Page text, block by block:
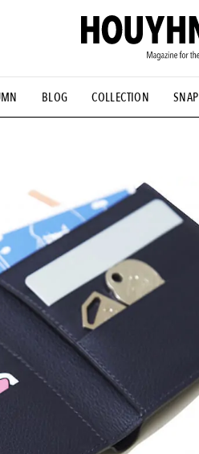
BLOG COLLECTION SNAP
#古着サミット #NEW VINTAGE
#FOCUS IT #AH.H #ととけん